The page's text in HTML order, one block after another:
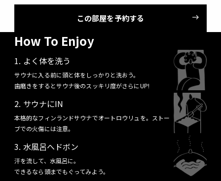
この部屋を予約する
How To Enjoy
よく体を洗う
サウナに入る前に頭と体をしっかりと洗おう。
歯磨きをするとサウナ後のスッキリ度がさらにUP!
サウナにIN
本格的なフィンランドサウナでオートロウリュを。ストー
ブでの火傷には注意。
水風呂へドボン
汗を流して、水風呂に。
できるなら頭までもぐってみよう。